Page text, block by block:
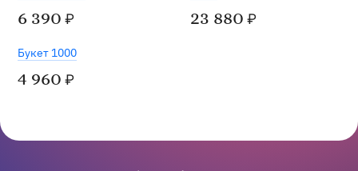
6 390 ₽ 23 880 ₽
Букет 1000
4 960 ₽